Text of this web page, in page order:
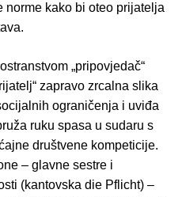
norme kako bi oteo prijatelja
„pripovjedač“
zapravo zrcalna slika
ograničenja i uviđa
ruku spasa u sudaru s
društvene kompeticije.
– glavne sestre i
(kantovska die Pflicht) –